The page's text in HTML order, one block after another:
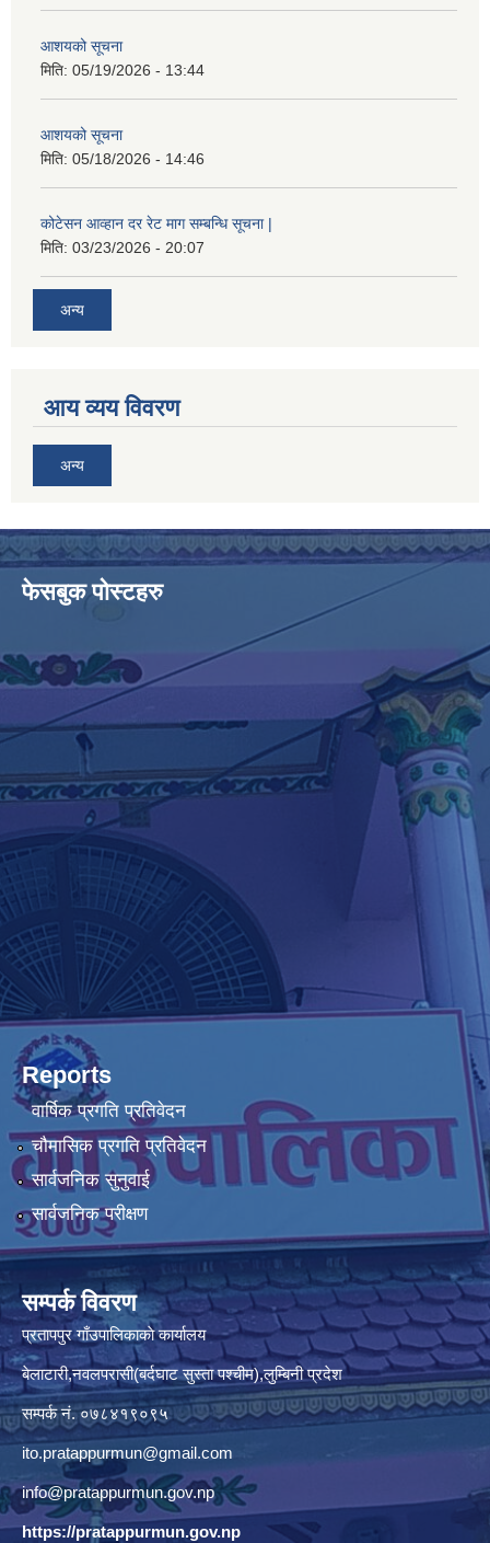
आशयको सूचना
मिति: 05/19/2026 - 13:44
आशयको सूचना
मिति: 05/18/2026 - 14:46
कोटेसन आव्हान दर रेट माग सम्बन्धि सूचना |
मिति: 03/23/2026 - 20:07
अन्य
आय व्यय विवरण
अन्य
फेसबुक पोस्टहरु
Reports
वार्षिक प्रगति प्रतिवेदन
चौमासिक प्रगति प्रतिवेदन
सार्वजनिक सुनुवाई
सार्वजनिक परीक्षण
सम्पर्क विवरण
प्रतापपुर गाँउपालिकाकाे कार्यालय
बेलाटारी,नवलपरासी(बर्दघाट सुस्ता पश्चीम),लुम्बिनी प्रदेश
सम्पर्क नं. ०७८४१९०९५
ito.pratappurmun@gmail.com
info@pratappurmun.gov.np
https://pratappurmun.gov.np